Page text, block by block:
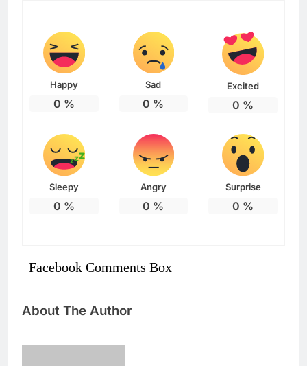
Happy
0 %
Sad
0 %
Excited
0 %
Sleepy
0 %
Angry
0 %
Surprise
0 %
Facebook Comments Box
About The Author